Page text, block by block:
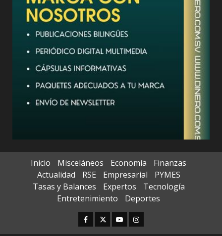
Inicio Misceláneos Economía
Finanzas
Actualidad
RSE Empresarial
PYMES
Tasas y Balances
Expertos
Tecnología
Entretenimiento
Deportes
Facebook
TwitterYoutubeInstagram